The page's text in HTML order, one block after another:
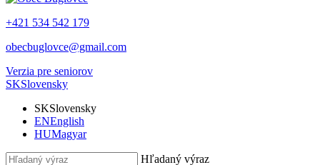
+421 534 542 179
obecbuglovce@gmail.com
Verzia pre seniorov
SKSlovensky
SKSlovensky
ENEnglish
HUMagyar
Hľadaný výraz